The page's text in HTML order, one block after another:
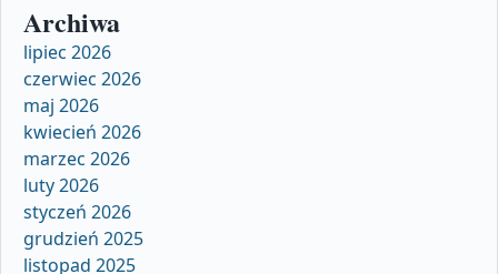
Archiwa
lipiec 2026
czerwiec 2026
maj 2026
kwiecień 2026
marzec 2026
luty 2026
styczeń 2026
grudzień 2025
listopad 2025